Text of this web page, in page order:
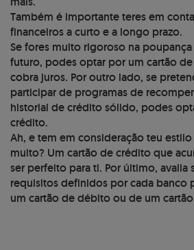
Também é importante teres em
financeiros a curto e a longo prazo.
Se fores muito rigoroso na
futuro, podes optar por um cartão
cobra juros. Por outro lado, se
participar de programas de
historial de crédito sólido, podes
crédito.
Ah, e tem em consideração teu
muito? Um cartão de crédito que
ser perfeito para ti. Por último, avalia
requisitos definidos por cada banco
um cartão de débito ou de um